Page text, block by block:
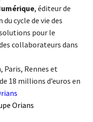
, éditeur de
cycle de vie des
pour le
collaborateurs dans
Paris, Rennes et
18 millions d’euros en
Orians